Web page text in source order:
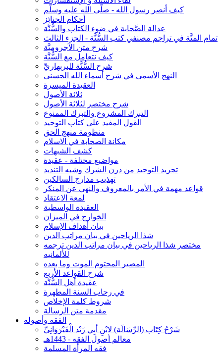
كيف أنصر رسول الله - صلّى الله عليه وسلّم
أحكام الجنائِز
عدالة الصَّحابة في ضوء الكتاب والسُّنَّة
تمام المنَّة في تراجم مصنفي كتب السُّنَّة - الجزء الثالث
شرح متن الآجروميَّة
كيف نتعامل مع السُّنَّة
شرح السُّنَّة للبربهاريِّ
النهج الأسمى في شرح أسماء الله الحسنى
العقيدة الميسرة
ثلاثة الأصول
شرح مختصر لثلاثة الأصول
التبرك المشروع والتبرك الممنوع
القول المفيد على كتاب التوحيد
منظومة منهج الحق
مكانة الصحابة في الاسلام
كشف الشبهات
مواضيع مختلفة - عقيدة
تجريد التوحيد من درن الشرك وشبه التنديد
تهذيب مدارج السالكين
قواعد مهمة في الأمر بالمعروف والنهي عن المنكر
لمعة الاعتقاد
العقيدة الواسطية
الخوارج في الميزان
بيان أهداف الإسلام
شذا الرياحين في بيان مراتب الدين
مختصر شذا الرياحين في بيان مراتب الدين ترجمه
للألمانيه
المصير المحتوم الموت وما بعده
شرح القواعد الأربع
عقيدة أهل السُّنَّة
في رحاب السنة المطهرة
شروط كلمة الإخلاص
مقدمة متن الرسالة
الفقه وأصوله
شَرْحُ كِتَاب (الرِّسَالَة) لابْنِ أبِي زَيْد الْقَيْرَوَانِيِّ
معالم أصول الفقه - 1443هـ
فقه المرأة المسلمة